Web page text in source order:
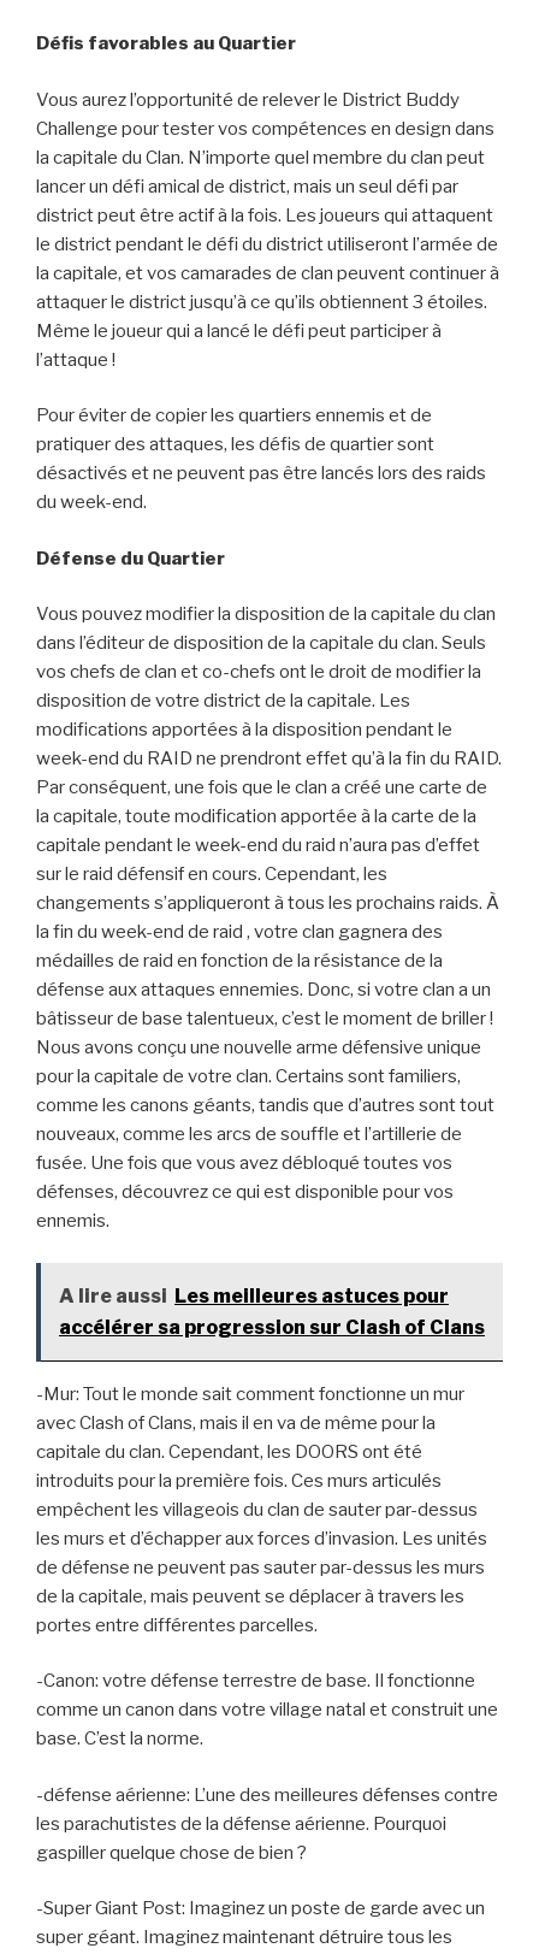
Défis favorables au Quartier
Vous aurez l’opportunité de relever le District Buddy
Challenge pour tester vos compétences en design dans
la capitale du Clan. N’importe quel membre du clan peut
lancer un défi amical de district, mais un seul défi par
district peut être actif à la fois. Les joueurs qui attaquent
le district pendant le défi du district utiliseront l’armée de
la capitale, et vos camarades de clan peuvent continuer à
attaquer le district jusqu’à ce qu’ils obtiennent 3 étoiles.
Même le joueur qui a lancé le défi peut participer à
l’attaque !
Pour éviter de copier les quartiers ennemis et de
pratiquer des attaques, les défis de quartier sont
désactivés et ne peuvent pas être lancés lors des raids
du week-end.
Défense du Quartier
Vous pouvez modifier la disposition de la capitale du clan
dans l’éditeur de disposition de la capitale du clan. Seuls
vos chefs de clan et co-chefs ont le droit de modifier la
disposition de votre district de la capitale. Les
modifications apportées à la disposition pendant le
week-end du RAID ne prendront effet qu’à la fin du RAID.
Par conséquent, une fois que le clan a créé une carte de
la capitale, toute modification apportée à la carte de la
capitale pendant le week-end du raid n’aura pas d’effet
sur le raid défensif en cours. Cependant, les
changements s’appliqueront à tous les prochains raids. À
la fin du week-end de raid , votre clan gagnera des
médailles de raid en fonction de la résistance de la
défense aux attaques ennemies. Donc, si votre clan a un
bâtisseur de base talentueux, c’est le moment de briller !
Nous avons conçu une nouvelle arme défensive unique
pour la capitale de votre clan. Certains sont familiers,
comme les canons géants, tandis que d’autres sont tout
nouveaux, comme les arcs de souffle et l’artillerie de
fusée. Une fois que vous avez débloqué toutes vos
défenses, découvrez ce qui est disponible pour vos
ennemis.
A lire aussi Les meilleures astuces pour
accélérer sa progression sur Clash of Clans
-Mur: Tout le monde sait comment fonctionne un mur
avec Clash of Clans, mais il en va de même pour la
capitale du clan. Cependant, les DOORS ont été
introduits pour la première fois. Ces murs articulés
empêchent les villageois du clan de sauter par-dessus
les murs et d’échapper aux forces d’invasion. Les unités
de défense ne peuvent pas sauter par-dessus les murs
de la capitale, mais peuvent se déplacer à travers les
portes entre différentes parcelles.
-Canon: votre défense terrestre de base. Il fonctionne
comme un canon dans votre village natal et construit une
base. C’est la norme.
-défense aérienne: L’une des meilleures défenses contre
les parachutistes de la défense aérienne. Pourquoi
gaspiller quelque chose de bien ?
-Super Giant Post: Imaginez un poste de garde avec un
super géant. Imaginez maintenant détruire tous les